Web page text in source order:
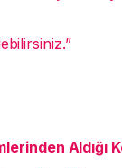
Aldığı